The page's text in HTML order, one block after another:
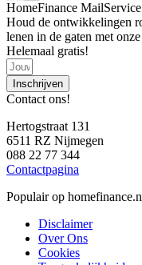
HomeFinance MailService
Houd de ontwikkelingen
lenen in de gaten met
Helemaal gratis!
Inschrijven
Contact ons!
Hertogstraat 131
6511 RZ Nijmegen
088 22 77 344
Contactpagina
Populair op
Disclaimer
Over Ons
Cookies